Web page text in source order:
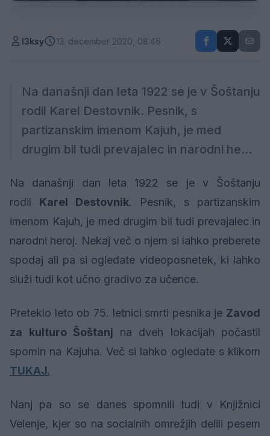
l3ksy 13. december 2020, 08:46
Na današnji dan leta 1922 se je v Šoštanju
rodil Karel Destovnik. Pesnik, s
partizanskim imenom Kajuh, je med
drugim bil tudi prevajalec in narodni he...
Na današnji dan leta 1922 se je v Šoštanju
rodil Karel Destovnik. Pesnik, s partizanskim
imenom Kajuh, je med drugim bil tudi prevajalec in
narodni heroj. Nekaj več o njem si lahko preberete
spodaj ali pa si ogledate videoposnetek, ki lahko
služi tudi kot učno gradivo za učence.
Preteklo leto ob 75. letnici smrti pesnika je Zavod
za kulturo Šoštanj na dveh lokacijah počastil
spomin na Kajuha. Več si lahko ogledate s klikom
TUKAJ.
Nanj pa so se danes spomnili tudi v Knjižnici
Velenje, kjer so na socialnih omrežjih delili pesem